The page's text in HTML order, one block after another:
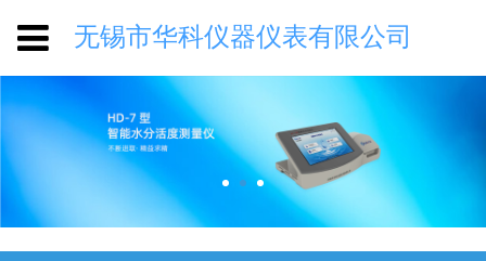
无锡市华科仪器仪表有限公司